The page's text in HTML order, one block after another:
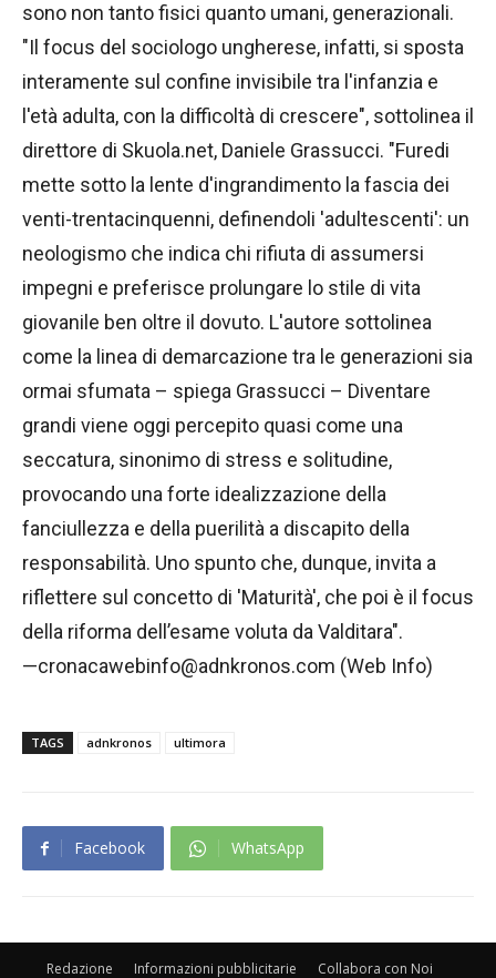
sono non tanto fisici quanto umani, generazionali.
"Il focus del sociologo ungherese, infatti, si sposta
interamente sul confine invisibile tra l'infanzia e
l'età adulta, con la difficoltà di crescere", sottolinea il
direttore di Skuola.net, Daniele Grassucci. "Furedi
mette sotto la lente d'ingrandimento la fascia dei
venti-trentacinquenni, definendoli 'adultescenti': un
neologismo che indica chi rifiuta di assumersi
impegni e preferisce prolungare lo stile di vita
giovanile ben oltre il dovuto. L'autore sottolinea
come la linea di demarcazione tra le generazioni sia
ormai sfumata – spiega Grassucci – Diventare
grandi viene oggi percepito quasi come una
seccatura, sinonimo di stress e solitudine,
provocando una forte idealizzazione della
fanciullezza e della puerilità a discapito della
responsabilità. Uno spunto che, dunque, invita a
riflettere sul concetto di 'Maturità', che poi è il focus
della riforma dell’esame voluta da Valditara".
—cronacawebinfo@adnkronos.com (Web Info)
TAGS adnkronos ultimora
Facebook WhatsApp
Redazione Informazioni pubblicitarie Collabora con Noi